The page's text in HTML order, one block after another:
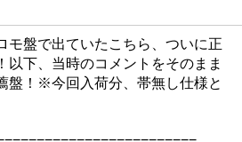
モ盤で出ていたこちら、ついに正
以下、当時のコメントをそのまま
盤！※今回入荷分、帯無し仕様と